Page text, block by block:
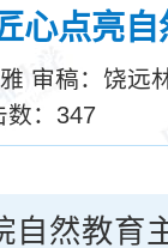
心点亮
审稿：饶远
： 347
自然教育